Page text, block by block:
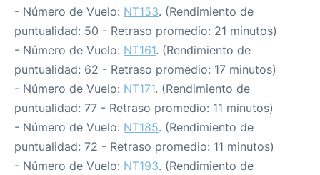
- Número de Vuelo: NT153. (Rendimiento de
puntualidad: 50 - Retraso promedio: 21 minutos)
- Número de Vuelo: NT161. (Rendimiento de
puntualidad: 62 - Retraso promedio: 17 minutos)
- Número de Vuelo: NT171. (Rendimiento de
puntualidad: 77 - Retraso promedio: 11 minutos)
- Número de Vuelo: NT185. (Rendimiento de
puntualidad: 72 - Retraso promedio: 11 minutos)
- Número de Vuelo: NT193. (Rendimiento de